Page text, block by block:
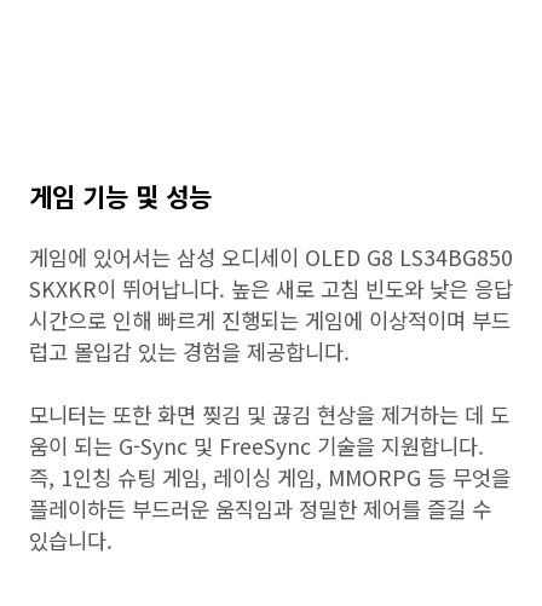
게임 기능 및 성능
게임에 있어서는 삼성 오디세이 OLED G8 LS34BG850
SKXKR이 뛰어납니다. 높은 새로 고침 빈도와 낮은 응답
시간으로 인해 빠르게 진행되는 게임에 이상적이며 부드
럽고 몰입감 있는 경험을 제공합니다.
모니터는 또한 화면 찢김 및 끊김 현상을 제거하는 데 도
움이 되는 G-Sync 및 FreeSync 기술을 지원합니다.
즉, 1인칭 슈팅 게임, 레이싱 게임, MMORPG 등 무엇을
플레이하든 부드러운 움직임과 정밀한 제어를 즐길 수
있습니다.